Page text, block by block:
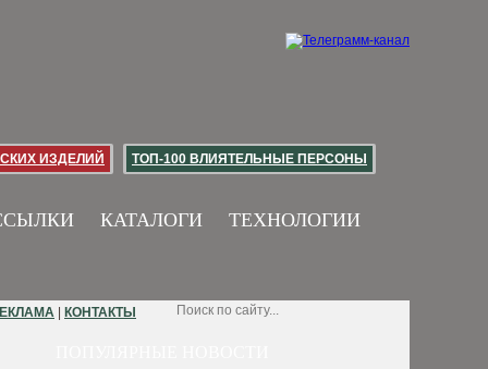
ИЗДЕЛИЙ ТОП-100 ВЛИЯТЕЛЬНЫЕ ПЕРСОНЫ
КАТАЛОГИ ТЕХНОЛОГИИ
КОНТАКТЫ